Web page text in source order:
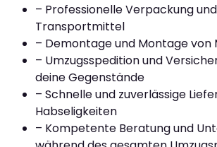
– Professionelle Verpackung
Transportmittel
– Demontage und Montage von
– Umzugsspedition und
deine Gegenstände
– Schnelle und zuverlässige
Habseligkeiten
– Kompetente Beratung und